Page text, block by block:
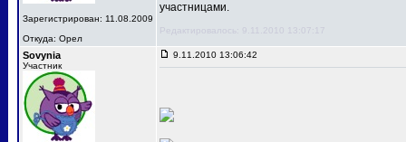
Зарегистрирован: 11.08.2009
Откуда: Орел
участницами.
Редактировалось: 9.11.2010 13:07:17
Sovynia
Участник
9.11.2010 13:06:42